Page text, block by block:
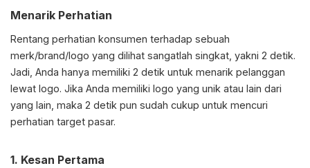
Menarik Perhatian
Rentang perhatian konsumen terhadap sebuah
merk/brand/logo yang dilihat sangatlah singkat, yakni 2 detik.
Jadi, Anda hanya memiliki 2 detik untuk menarik pelanggan
lewat logo. Jika Anda memiliki logo yang unik atau lain dari
yang lain, maka 2 detik pun sudah cukup untuk mencuri
perhatian target pasar.
1. Kesan Pertama